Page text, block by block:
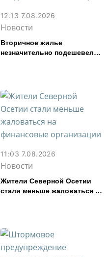
12:13 7.08.2026
Новости
Вторичное жилье
незначительно подешевело
11:03 7.08.2026
Новости
Жители Северной Осетии
стали меньше жаловаться на